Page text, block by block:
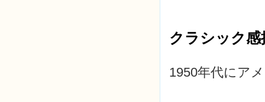
クラシック
1950年代にア